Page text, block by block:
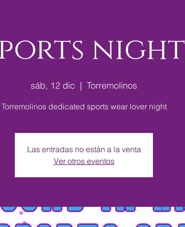
night
sáb, 12 dic
  |
Torremolinos
Torremolinos dedicated sports wear lover night
Las entradas no están a la venta
Ver otros eventos